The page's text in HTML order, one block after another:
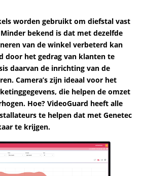
worden gebruikt om diefstal vast
bekend is dat met dezelfde
van de winkel verbeterd kan
door het gedrag van klanten te
daarvan de inrichting van de
Camera’s zijn ideaal voor het
die helpen de omzet
Hoe? VideoGuard heeft alle
te helpen dat met Genetec
te krijgen.